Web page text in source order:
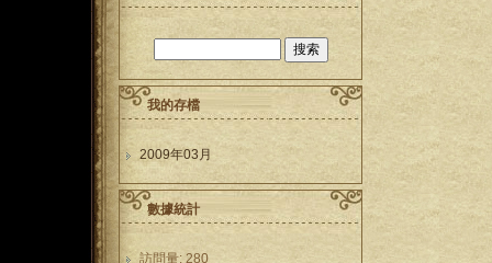
我的存檔
2009年03月
數據統計
訪問量: 280